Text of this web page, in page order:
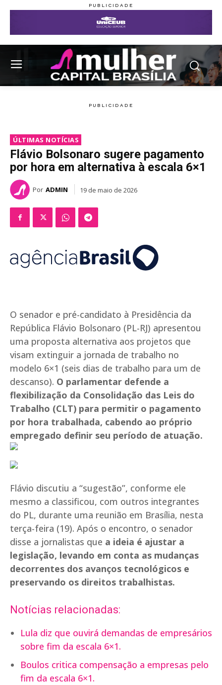
ÚLTIMAS NOTÍCIAS
Flávio Bolsonaro sugere pagamento
por hora em alternativa à escala 6×1
Por ADMIN 19 de maio de 2026
O senador e pré-candidato à Presidência da
República Flávio Bolsonaro (PL-RJ) apresentou
uma proposta alternativa aos projetos que
visam extinguir a jornada de trabalho no
modelo 6×1 (seis dias de trabalho para um de
descanso). O parlamentar defende a
flexibilização da Consolidação das Leis do
Trabalho (CLT) para permitir o pagamento
por hora trabalhada, cabendo ao próprio
empregado definir seu período de atuação.
Flávio discutiu a “sugestão”, conforme ele
mesmo a classificou, com outros integrantes
do PL, durante uma reunião em Brasília, nesta
terça-feira (19). Após o encontro, o senador
disse a jornalistas que a ideia é ajustar a
legislação, levando em conta as mudanças
decorrentes dos avanços tecnológicos e
preservando os direitos trabalhistas.
Notícias relacionadas:
Lula diz que ouvirá demandas de empresários
sobre fim da escala 6×1.
Boulos critica compensação a empresas pelo
fim da escala 6×1.